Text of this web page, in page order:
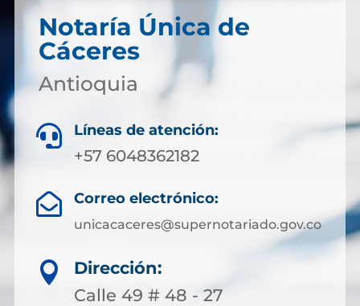
Notaría Única de
Cáceres
Antioquia
 Líneas de atención:
+57 6048362182
 Correo electrónico:
unicacaceres@supernotariado.gov.co

Dirección:
Calle 49 # 48 - 27